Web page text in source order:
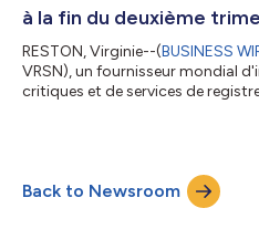
à la fin du deuxième
RESTON, Virginie--(BUSINESS
VRSN), un fournisseur mondial
critiques et de services de
de domaine sur l'ensemble des
soit une augmentation de 3,3
Back to Newsroom